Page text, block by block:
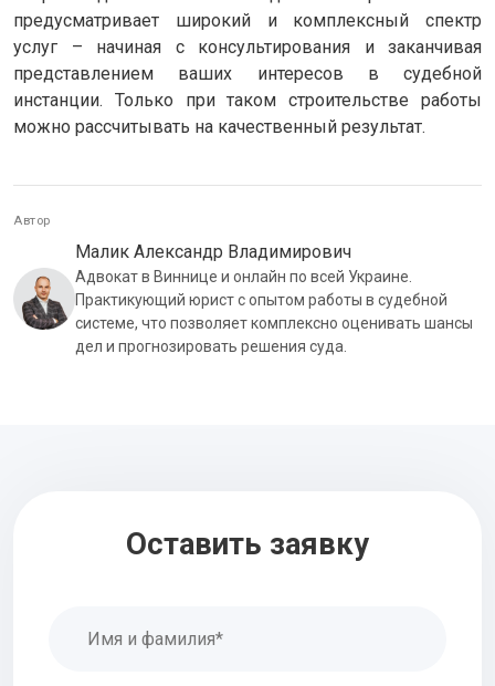
предусматривает широкий и комплексный спектр
услуг – начиная с консультирования и заканчивая
представлением ваших интересов в судебной
инстанции. Только при таком строительстве работы
можно рассчитывать на качественный результат.
Автор
Малик Александр Владимирович
Адвокат в Виннице и онлайн по всей Украине.
Практикующий юрист с опытом работы в судебной
системе, что позволяет комплексно оценивать шансы
дел и прогнозировать решения суда.
Оставить заявку